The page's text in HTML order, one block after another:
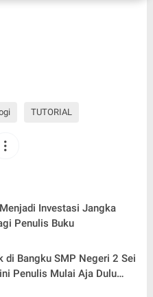
TUTORIAL
Investasi Jangka
Penulis Buku
di Bangku SMP Negeri 2 Sei
Penulis Mulai Aja Dulu
Kembali sebagai